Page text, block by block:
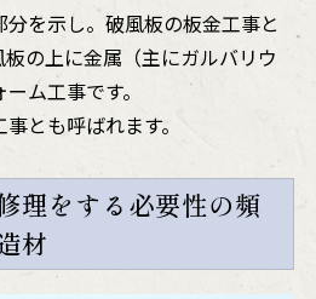
を示し。破風板の板金工事と
の上に金属（主にガルバリウ
ム工事です。
とも呼ばれます。
理をする必要性の頻
材